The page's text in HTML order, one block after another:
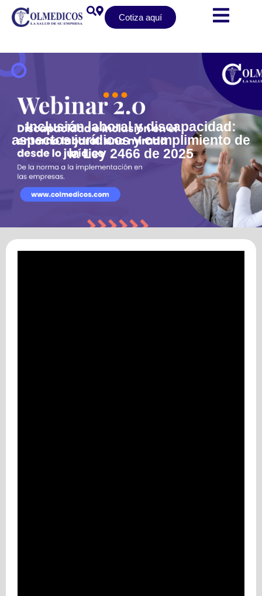
Cotiza aquí
Inclusión laboral y discapacidad:
aspectos jurídicos y cumplimiento de
la Ley 2466 de 2025